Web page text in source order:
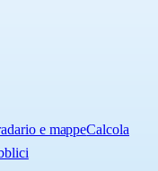
e mappeCalcola